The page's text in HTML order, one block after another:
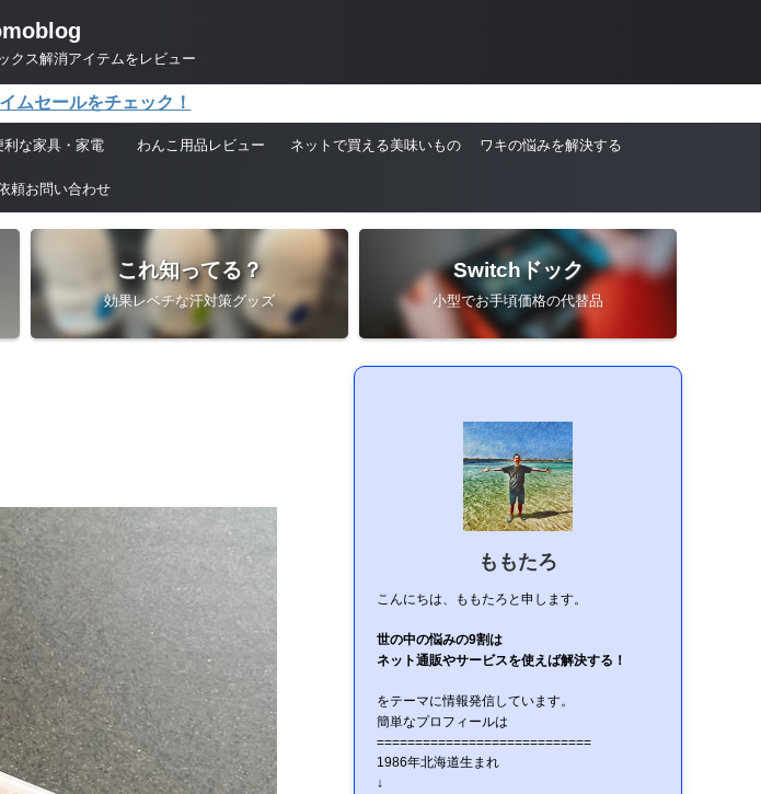
クス解消アイテムをレビュー
ムセールをチェック！
利な家具・家電 わんこ用品レビュー ネットで買える美味いもの ワキの悩みを解決する
頼お問い合わせ
これ知ってる？
効果レベチな汗対策グッズ
Switchドック
小型でお手頃価格の代替品
ももたろ
こんにちは、ももたろと申します。
世の中の悩みの9割は
ネット通販やサービスを使えば解決する！
をテーマに情報発信しています。
簡単なプロフィールは
============================
1986年北海道生まれ
↓